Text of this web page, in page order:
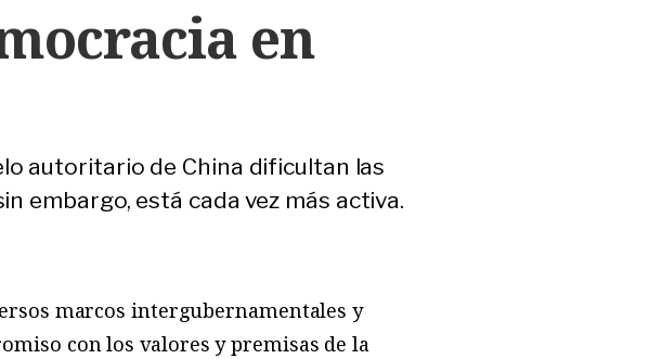
en
autoritario de China dificultan las
embargo, está cada vez más activa.
marcos intergubernamentales y
con los valores y premisas de la